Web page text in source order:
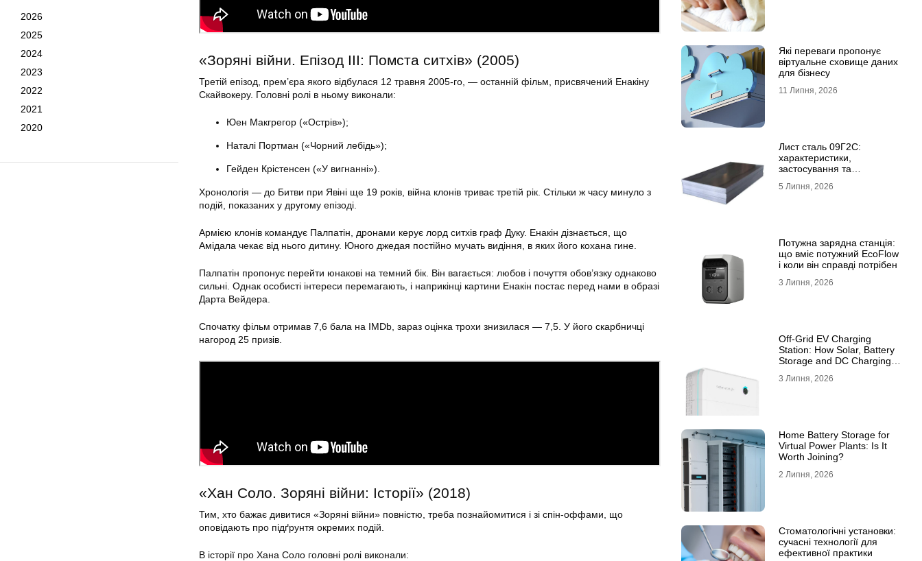
2026
2025
2024
2023
2022
2021
2020
«Зоряні війни. Епізод III: Помста ситхів» (2005)
Третій епізод, прем’єра якого відбулася 12 травня 2005-го, — останній фільм, присвячений Енакіну
Скайвокеру. Головні ролі в ньому виконали:
Юен Макгрегор («Острів»);
Наталі Портман («Чорний лебідь»);
Гейден Крістенсен («У вигнанні»).
Хронологія — до Битви при Явіні ще 19 років, війна клонів триває третій рік. Стільки ж часу минуло з
подій, показаних у другому епізоді.
Армією клонів командує Палпатін, дронами керує лорд ситхів граф Дуку. Енакін дізнається, що
Амідала чекає від нього дитину. Юного джедая постійно мучать видіння, в яких його кохана гине.
Палпатін пропонує перейти юнакові на темний бік. Він вагається: любов і почуття обов’язку однаково
сильні. Однак особисті інтереси перемагають, і наприкінці картини Енакін постає перед нами в образі
Дарта Вейдера.
Спочатку фільм отримав 7,6 бала на IMDb, зараз оцінка трохи знизилася — 7,5. У його скарбничці
нагород 25 призів.
«Хан Соло. Зоряні війни: Історії» (2018)
Тим, хто бажає дивитися «Зоряні війни» повністю, треба познайомитися і зі спін-оффами, що
оповідають про підґрунтя окремих подій.
В історії про Хана Соло головні ролі виконали:
Які переваги пропонує
віртуальне сховище даних
для бізнесу
11 Липня, 2026
Лист сталь 09Г2С:
характеристики,
застосування та
10ХСНД
5 Липня, 2026
Потужна зарядна станція:
що вміє потужний EcoFlow
і коли він справді потрібен
3 Липня, 2026
Off-Grid EV Charging
Station: How Solar, Battery
Storage and DC Charging
3 Липня, 2026
Home Battery Storage for
Virtual Power Plants: Is It
Worth Joining?
2 Липня, 2026
Стоматологічні установки:
сучасні технології для
ефективної практики